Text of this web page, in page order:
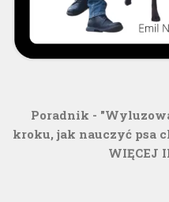
Poradnik -
kroku, jak nauczyć psa
WIĘCEJ